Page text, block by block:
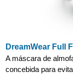
DreamWear Full
A máscara de
concebida para